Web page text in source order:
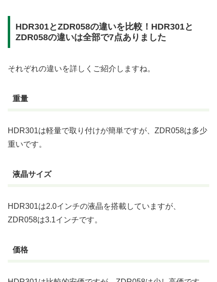
HDR301とZDR058の違いを比較！HDR301と
ZDR058の違いは全部で7点ありました
それぞれの違いを詳しくご紹介しますね。
重量
HDR301は軽量で取り付けが簡単ですが、ZDR058は多少
重いです。
液晶サイズ
HDR301は2.0インチの液晶を搭載していますが、
ZDR058は3.1インチです。
価格